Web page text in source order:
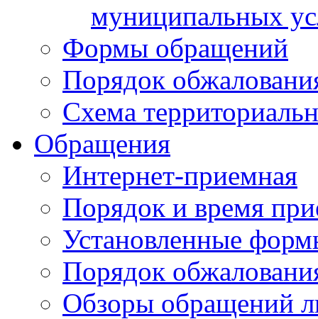
муниципальных
Формы обращений
Порядок
Схема
Обращения
Интернет-приемная
Порядок и время
Установленные
Порядок
Обзоры обращений